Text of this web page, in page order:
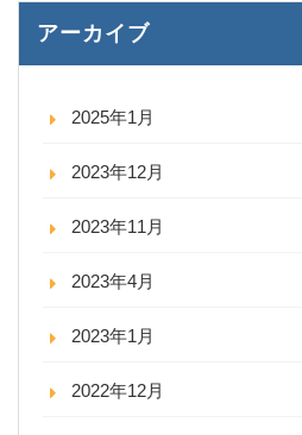
アーカイブ
2025年1月
2023年12月
2023年11月
2023年4月
2023年1月
2022年12月